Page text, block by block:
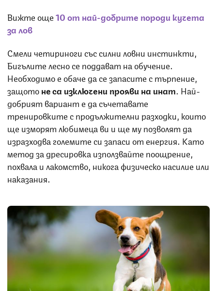
Вижте още10 oт най-добрите породи кучета
за лов
Смели четириноги със силни ловни инстинкти,
Бигълите лесно се поддават на обучение.
Необходимо е обаче да се запасите с търпение,
защотоне са изключени прояви на инат. Най-
добрият вариант е да съчетавате
тренировките с продължителни разходки, които
ще изморят любимеца ви и ще му позволят да
изразходва големите си запаси от енергия. Като
метод за дресировка използвайте поощрение,
похвала и лакомство, никога физическо насилие или
наказания.